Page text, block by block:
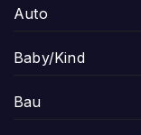
Auto
Baby/Kind
Bau